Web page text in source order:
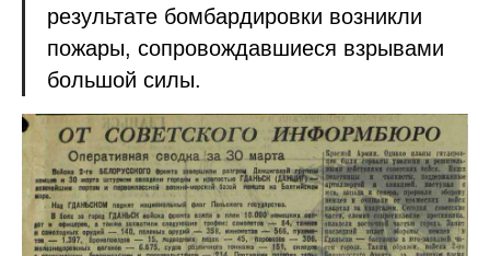
результате бомбардировки возникли
пожары, сопровождавшиеся взрывами
большой силы.